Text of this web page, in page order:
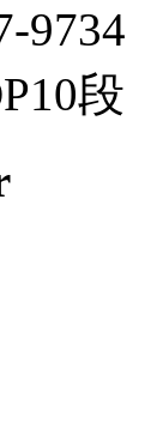
9734
段